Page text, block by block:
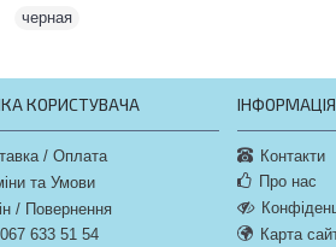
черная
КОРИСТУВАЧА
/ Оплата
та Умови
/ Повернення
633 51 54
ІНФОРМАЦІЯ
Контакти
Про нас
Карта